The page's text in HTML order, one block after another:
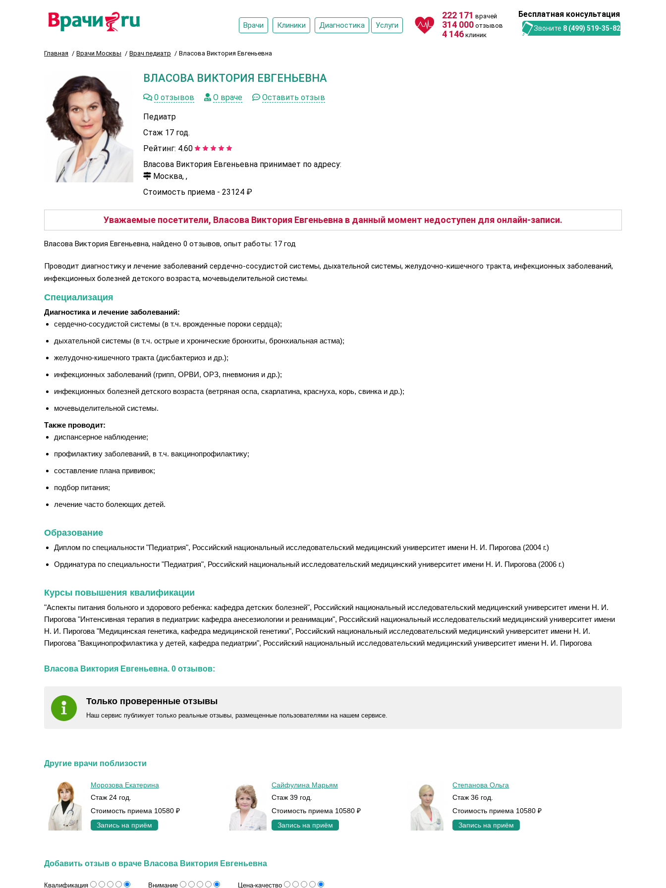
Врачи Клиники Диагностика Услуги
222 171 врачей
314 000 отзывов
4 146 клиник
Бесплатная консультация
Звоните 8 (499) 519-35-82
Главная Врачи Москвы Врач педиатр Власова Виктория Евгеньевна
ВЛАСОВА ВИКТОРИЯ ЕВГЕНЬЕВНА
0 отзывов О враче Оставить отзыв
Педиатр
Стаж 17 год.
Рейтинг: 4.60
Власова Виктория Евгеньевна принимает по адресу:
Москва, ,
Стоимость приема - 23124 ₽
Уважаемые посетители, Власова Виктория Евгеньевна в данный момент недоступен для онлайн-записи.
Власова Виктория Евгеньевна, найдено 0 отзывов, опыт работы: 17 год
Проводит диагностику и лечение заболеваний сердечно-сосудистой системы, дыхательной системы, желудочно-кишечного тракта, инфекционных заболеваний,
инфекционных болезней детского возраста, мочевыделительной системы.
Специализация
Диагностика и лечение заболеваний:
сердечно-сосудистой системы (в т.ч. врожденные пороки сердца);
дыхательной системы (в т.ч. острые и хронические бронхиты, бронхиальная астма);
желудочно-кишечного тракта (дисбактериоз и др.);
инфекционных заболеваний (грипп, ОРВИ, ОРЗ, пневмония и др.);
инфекционных болезней детского возраста (ветряная оспа, скарлатина, краснуха, корь, свинка и др.);
мочевыделительной системы.
Также проводит:
диспансерное наблюдение;
профилактику заболеваний, в т.ч. вакцинопрофилактику;
составление плана прививок;
подбор питания;
лечение часто болеющих детей.
Образование
Диплом по специальности "Педиатрия", Российский национальный исследовательский медицинский университет имени Н. И. Пирогова (2004 г.)
Ординатура по специальности "Педиатрия", Российский национальный исследовательский медицинский университет имени Н. И. Пирогова (2006 г.)
Курсы повышения квалификации
"Аспекты питания больного и здорового ребенка: кафедра детских болезней", Российский национальный исследовательский медицинский университет имени Н. И.
Пирогова "Интенсивная терапия в педиатрии: кафедра анесезиологии и реанимации", Российский национальный исследовательский медицинский университет имени
Н. И. Пирогова "Медицинская генетика, кафедра медицинской генетики", Российский национальный исследовательский медицинский университет имени Н. И.
Пирогова "Вакцинопрофилактика у детей, кафедра педиатрии", Российский национальный исследовательский медицинский университет имени Н. И. Пирогова
Власова Виктория Евгеньевна. 0 отзывов:
Только проверенные отзывы
Наш сервис публикует только реальные отзывы, размещенные пользователями на нашем сервисе.
Другие врачи поблизости
Морозова Екатерина
Стаж 24 год.
Стоимость приема 10580 ₽
Запись на приём
Сайфулина Марьям
Стаж 39 год.
Стоимость приема 10580 ₽
Запись на приём
Степанова Ольга
Стаж 36 год.
Стоимость приема 10580 ₽
Запись на приём
Добавить отзыв о враче Власова Виктория Евгеньевна
Квалификация Внимание
Цена-качество